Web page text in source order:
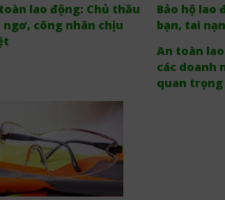
lao động: Chủ thầu
ngơ, công nhân chịu
Bảo hộ lao
bạn, tai
An toàn
các doanh
quan